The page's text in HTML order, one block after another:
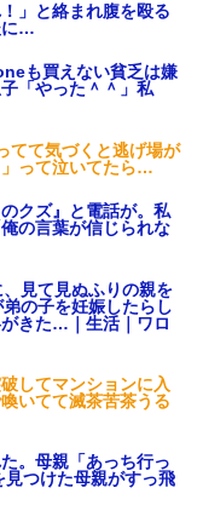
」と絡まれ腹を殴る
に…
も買えない貧乏は嫌
「やった＾＾」私
てて気づくと逃げ場が
」って泣いてたら…
クズ』と電話が。私
の言葉が信じられな
見て見ぬふりの親を
の子を妊娠したらし
きた…｜生活｜ワロ
してマンションに入
いてて滅茶苦茶うる
。母親「あっち行っ
つけた母親がすっ飛